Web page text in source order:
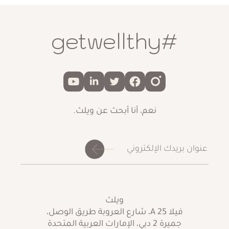
يهدف البرنامج إلى تجديد البشرة، مروجًا لمظهر مشرق وخالٍ من
فوائد برنامج البشرة بدون
أدناه:
تقليل التجاعيد والخطوط الدقيقة
إصلاح الخلايا الجلدية التالفة
تحسين نسيج ولون البشرة
#getwellthy
نعم، أنا أبحث عن ويلث.
ويلث
فيلا A 25، شارع العروبة طريق الوصل،
جميرة 2 دبي، الإمارات العربية المتحدة